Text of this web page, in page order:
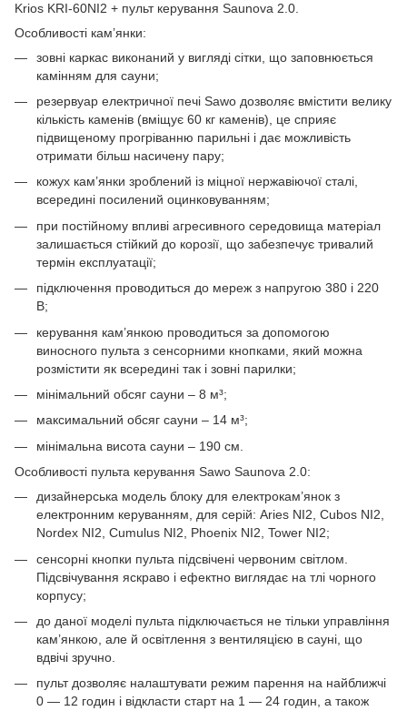
Krios KRI-60NI2 + пульт керування Saunova 2.0.
Особливості кам’янки:
зовні каркас виконаний у вигляді сітки, що заповнюється
камінням для сауни;
резервуар електричної печі Sawo дозволяє вмістити велику
кількість каменів (вміщує 60 кг каменів), це сприяє
підвищеному прогріванню парильні і дає можливість
отримати більш насичену пару;
кожух кам’янки зроблений із міцної нержавіючої сталі,
всередині посилений оцинковуванням;
при постійному впливі агресивного середовища матеріал
залишається стійкий до корозії, що забезпечує тривалий
термін експлуатації;
підключення проводиться до мереж з напругою 380 і 220
В;
керування кам’янкою проводиться за допомогою
виносного пульта з сенсорними кнопками, який можна
розмістити як всередині так і зовні парилки;
мінімальний обсяг сауни – 8 м³;
максимальний обсяг сауни – 14 м³;
мінімальна висота сауни – 190 см.
Особливості пульта керування Sawo Saunova 2.0:
дизайнерська модель блоку для електрокам’янок з
електронним керуванням, для серій: Aries NI2, Cubos NI2,
Nordex NI2, Cumulus NI2, Phoenix NI2, Tower NI2;
сенсорні кнопки пульта підсвічені червоним світлом.
Підсвічування яскраво і ефектно виглядає на тлі чорного
корпусу;
до даної моделі пульта підключається не тільки управління
кам’янкою, але й освітлення з вентиляцією в сауні, що
вдвічі зручно.
пульт дозволяє налаштувати режим парення на найближчі
0 — 12 годин і відкласти старт на 1 — 24 годин, а також